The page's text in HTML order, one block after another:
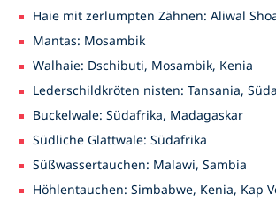
Haie mit zerlumpten Zähnen: Aliwal
Mantas: Mosambik
Walhaie: Dschibuti, Mosambik, Kenia
Lederschildkröten nisten: Tansania,
Buckelwale: Südafrika, Madagaskar
Südliche Glattwale: Südafrika
Süßwassertauchen: Malawi, Sambia
Höhlentauchen: Simbabwe, Kenia, Kap